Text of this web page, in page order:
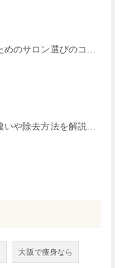
大阪で痩身なら